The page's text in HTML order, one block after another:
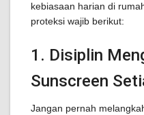
kebiasaan harian di
proteksi wajib berikut:
1. Disiplin
Sunscreen
Jangan pernah